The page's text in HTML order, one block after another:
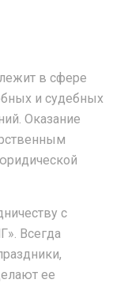
в сфере
и судебных
Оказание
с
Всегда
ее